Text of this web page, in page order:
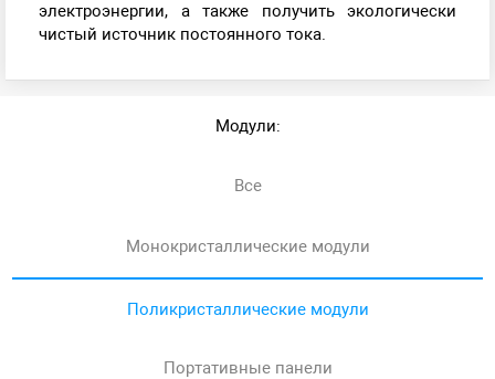
электроэнергии, а также получить экологически
чистый источник постоянного тока.
Модули:
Все
Монокристаллические модули
Поликристаллические модули
Портативные панели